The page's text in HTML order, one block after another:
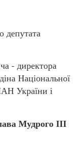
- директора
Національної
України і
Мудрого ІІІ